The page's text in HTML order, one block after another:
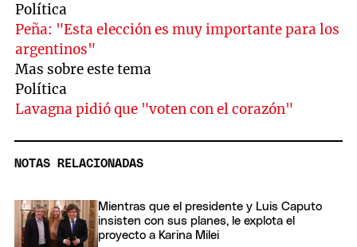
Política
Peña: "Esta elección es muy importante para los
argentinos"
Mas sobre este tema
Política
Lavagna pidió que "voten con el corazón"
NOTAS RELACIONADAS
Mientras que el presidente y Luis Caputo
insisten con sus planes, le explota el
proyecto a Karina Milei